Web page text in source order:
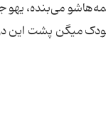
می‌بنده، یهو
کودک میگن پشت این